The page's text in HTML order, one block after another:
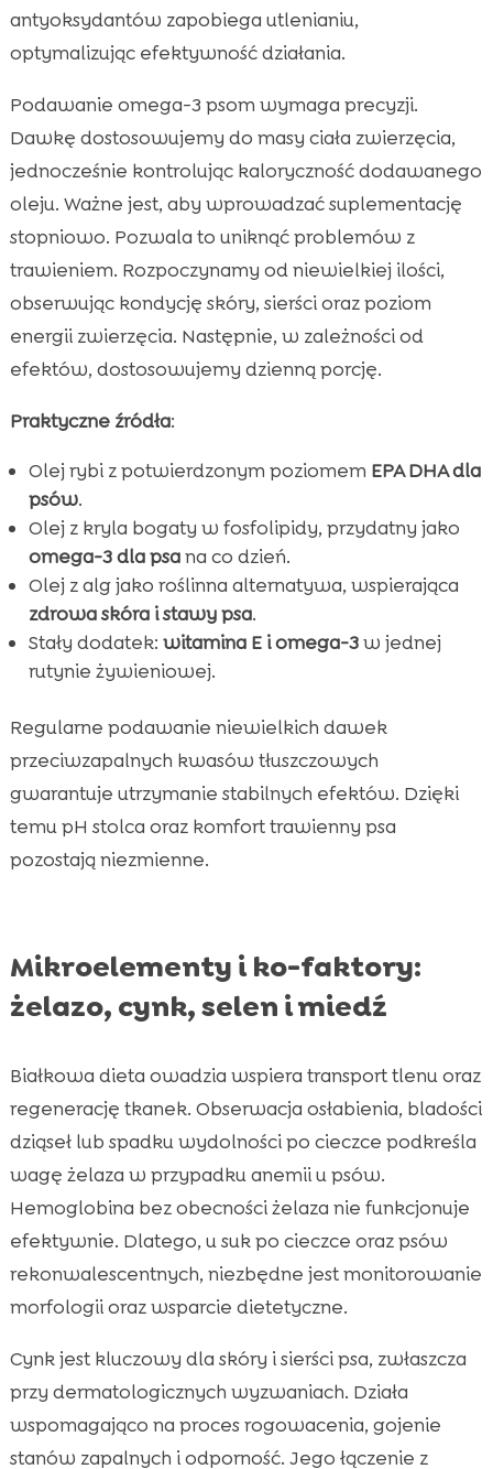
antyoksydantów zapobiega utlenianiu,
optymalizując efektywność działania.
Podawanie omega-3 psom wymaga precyzji.
Dawkę dostosowujemy do masy ciała zwierzęcia,
jednocześnie kontrolując kaloryczność dodawanego
oleju. Ważne jest, aby wprowadzać suplementację
stopniowo. Pozwala to uniknąć problemów z
trawieniem. Rozpoczynamy od niewielkiej ilości,
obserwując kondycję skóry, sierści oraz poziom
energii zwierzęcia. Następnie, w zależności od
efektów, dostosowujemy dzienną porcję.
Praktyczne źródła:
Olej rybi z potwierdzonym poziomem EPA DHA dla
psów.
Olej z kryla bogaty w fosfolipidy, przydatny jako
omega-3 dla psana co dzień.
Olej z alg jako roślinna alternatywa, wspierająca
zdrowa skóra i stawy psa.
Stały dodatek: witamina E i omega-3w jednej
rutynie żywieniowej.
Regularne podawanie niewielkich dawek
przeciwzapalnych kwasów tłuszczowych
gwarantuje utrzymanie stabilnych efektów. Dzięki
temu pH stolca oraz komfort trawienny psa
pozostają niezmienne.
Mikroelementy i ko-faktory:
żelazo, cynk, selen i miedź
Białkowa dieta owadzia wspiera transport tlenu oraz
regenerację tkanek. Obserwacja osłabienia, bladości
dziąseł lub spadku wydolności po cieczce podkreśla
wagę żelaza w przypadku anemii u psów.
Hemoglobina bez obecności żelaza nie funkcjonuje
efektywnie. Dlatego, u suk po cieczce oraz psów
rekonwalescentnych, niezbędne jest monitorowanie
morfologii oraz wsparcie dietetyczne.
Cynk jest kluczowy dla skóry i sierści psa, zwłaszcza
przy dermatologicznych wyzwaniach. Działa
wspomagająco na proces rogowacenia, gojenie
stanów zapalnych i odporność. Jego łączenie z